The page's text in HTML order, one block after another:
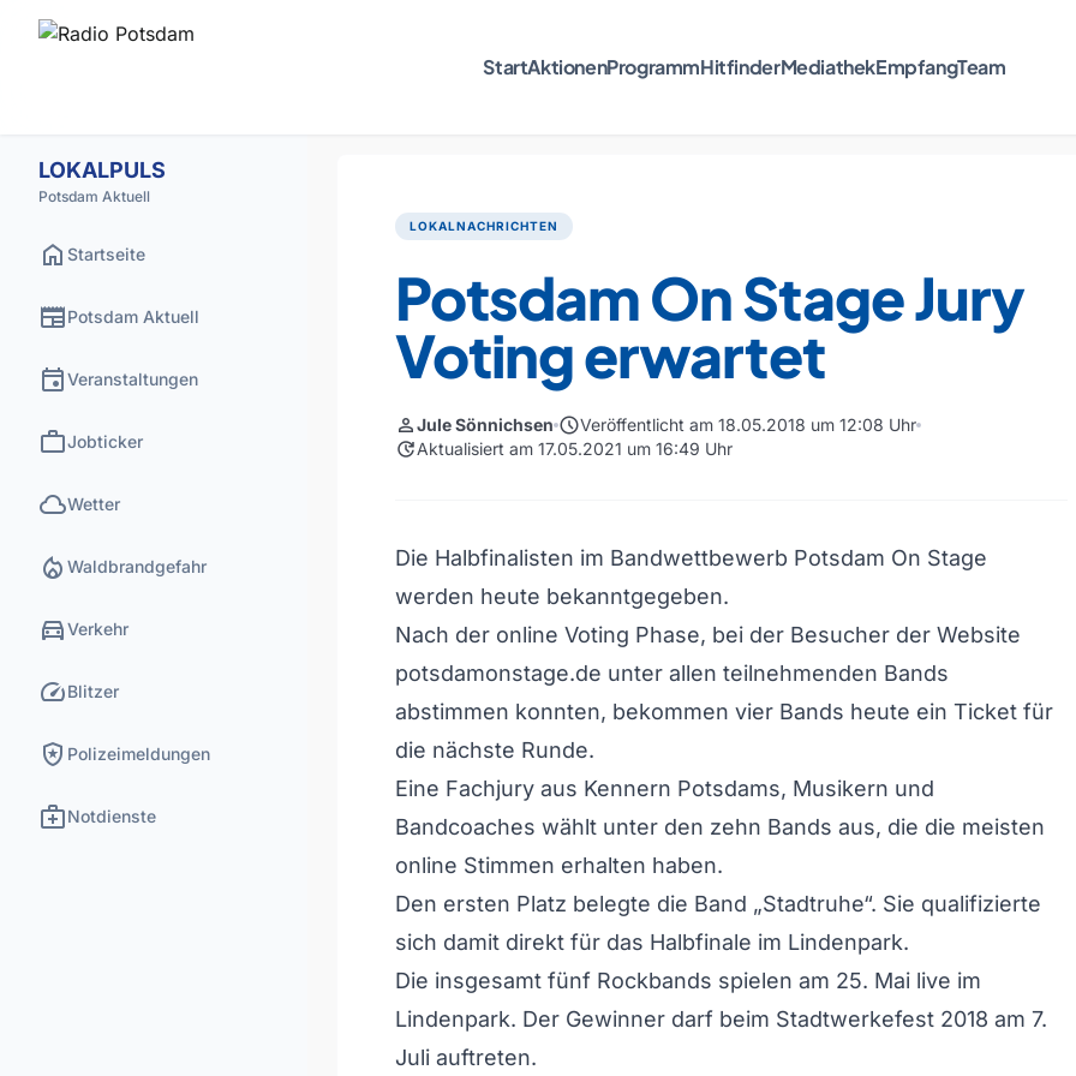
StartAktionenProgrammHitfinderMediathekEmpfangTeam
LOKALPULS
Potsdam Aktuell
home Startseite
newspaperPotsdam Aktuell
eventVeranstaltungen
workJobticker
cloudWetter
local_fire_department Waldbrandgefahr
directions_carVerkehr
speedBlitzer
local_police Polizeimeldungen
medical_servicesNotdienste
LOKALNACHRICHTEN
Potsdam On Stage Jury
Voting erwartet
personJule Sönnichsen scheduleVeröffentlicht am 18.05.2018 um 12:08 Uhr
updateAktualisiert am 17.05.2021 um 16:49 Uhr
Die Halbfinalisten im Bandwettbewerb Potsdam On Stage
werden heute bekanntgegeben.
Nach der online Voting Phase, bei der Besucher der Website
potsdamonstage.de unter allen teilnehmenden Bands
abstimmen konnten, bekommen vier Bands heute ein Ticket für
die nächste Runde.
Eine Fachjury aus Kennern Potsdams, Musikern und
Bandcoaches wählt unter den zehn Bands aus, die die meisten
online Stimmen erhalten haben.
Den ersten Platz belegte die Band „Stadtruhe“. Sie qualifizierte
sich damit direkt für das Halbfinale im Lindenpark.
Die insgesamt fünf Rockbands spielen am 25. Mai live im
Lindenpark. Der Gewinner darf beim Stadtwerkefest 2018 am 7.
Juli auftreten.